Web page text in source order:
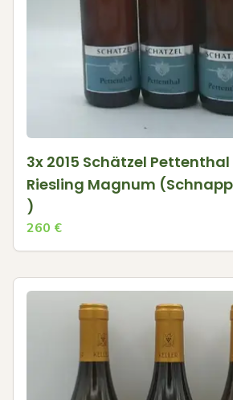
3x 2015 Schätzel
Riesling Magnum
)
260 €